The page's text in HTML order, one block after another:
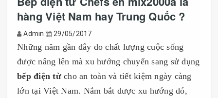
hàng Việt Nam hay Trung Quốc ?
Admin 29/05/2017
Những năm gần đây do chất lượng cuộc sống
được nâng lên mà xu hướng chuyển sang sử dụng
bếp điện từcho an toàn và tiết kiệm ngày càng
lớn tại Việt Nam. Nắm bắt được xu hướng đó,